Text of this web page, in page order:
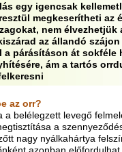
egy igencsak
megkeserítheti az
nem élvezhetjük
az állandó
a párásításon át sokféle
ám a tartós
az orr?
a belélegzett levegő
a
nagy nyálkahártya